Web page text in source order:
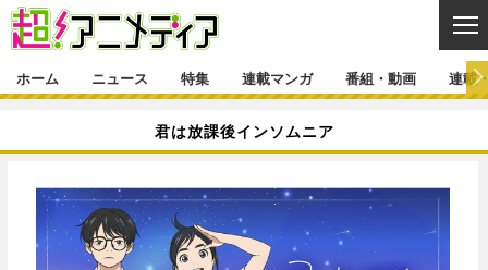
ゲーム・アプリ マンガ
映画 音楽
特集一覧 カバー
インタビュー レポート
連載マンガ
連載マンガ一覧
番組・動画
ホーム ニュース 特集 連載マンガ 番組・動画 連載
君は放課後インソムニア